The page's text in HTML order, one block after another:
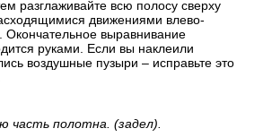
разглаживайте всю полосу сверху
движениями влево-
Окончательное выравнивание
руками. Если вы наклеили
воздушные пузыри – исправьте это
часть полотна. (задел).